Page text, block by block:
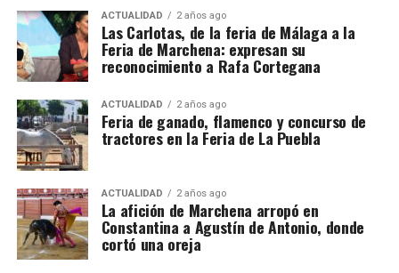
ACTUALIDAD 2 años ago
Las Carlotas, de la feria de Málaga a la
Feria de Marchena: expresan su
reconocimiento a Rafa Cortegana
ACTUALIDAD 2 años ago
Feria de ganado, flamenco y concurso de
tractores en la Feria de La Puebla
ACTUALIDAD 2 años ago
La afición de Marchena arropó en
Constantina a Agustín de Antonio, donde
cortó una oreja